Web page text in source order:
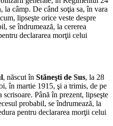
la câmp. De când soţia sa, în vara
lipseşte orice veste despre
se îndrumează, la cererea
declararea morţii celui
, născut în Stăneşti de Sus, la 28
în martie 1915, şi a trimis, de pe
Până în prezent, lipseşte
probabil, se îndrumează, la
pentru declararea morţii celui